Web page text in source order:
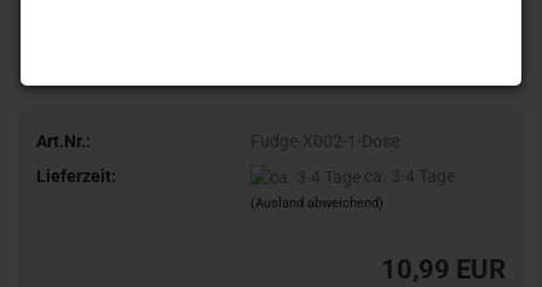
Art.Nr.:
Fudge-X002-1-Dose
Lieferzeit:
ca. 3-4 Tage
(Ausland abweichend)
10,99 EUR